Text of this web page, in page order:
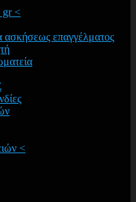
gr <
ασκήσεως επαγγέλματος
<